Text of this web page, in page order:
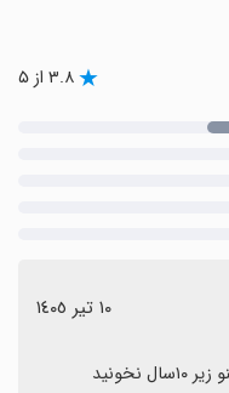
۳.۸ از ۵
١٠ تیر ١٤٠٥